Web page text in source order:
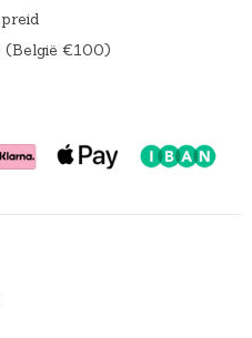
(België €100)